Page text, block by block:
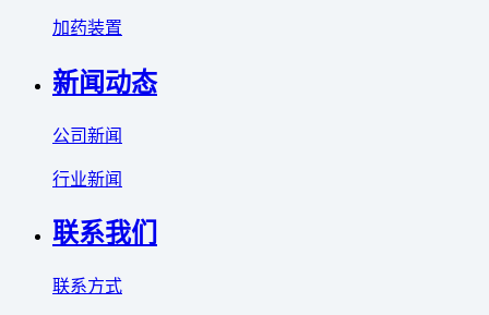
加药装置
新闻动态
公司新闻
行业新闻
联系我们
联系方式